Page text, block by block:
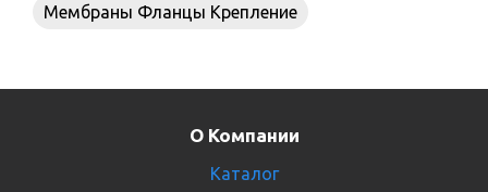
Мембраны Фланцы Крепление
О Компании
Каталог